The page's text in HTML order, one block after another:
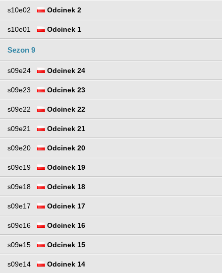
s10e02 Odcinek 2
s10e01 Odcinek 1
Sezon 9
s09e24 Odcinek 24
s09e23 Odcinek 23
s09e22 Odcinek 22
s09e21 Odcinek 21
s09e20 Odcinek 20
s09e19 Odcinek 19
s09e18 Odcinek 18
s09e17 Odcinek 17
s09e16 Odcinek 16
s09e15 Odcinek 15
s09e14 Odcinek 14